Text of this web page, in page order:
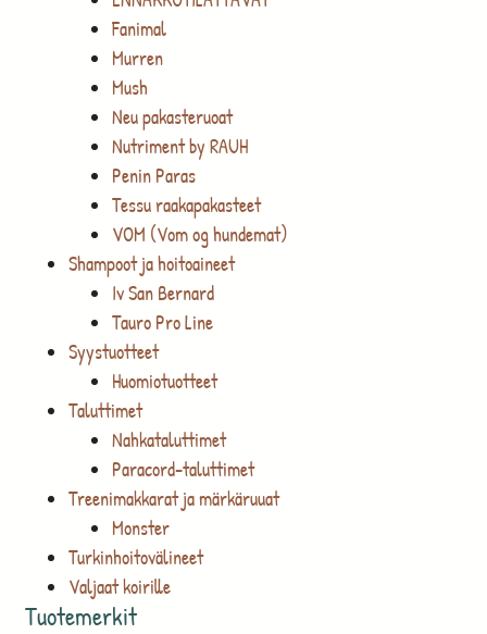
Fanimal
Murren
Mush
Neu pakasteruoat
Nutriment by RAUH
Penin Paras
Tessu raakapakasteet
VOM (Vom og hundemat)
Shampoot ja hoitoaineet
Iv San Bernard
Tauro Pro Line
Syystuotteet
Huomiotuotteet
Taluttimet
Nahkataluttimet
Paracord-taluttimet
Treenimakkarat ja märkäruuat
Monster
Turkinhoitovälineet
Valjaat koirille
Tuotemerkit